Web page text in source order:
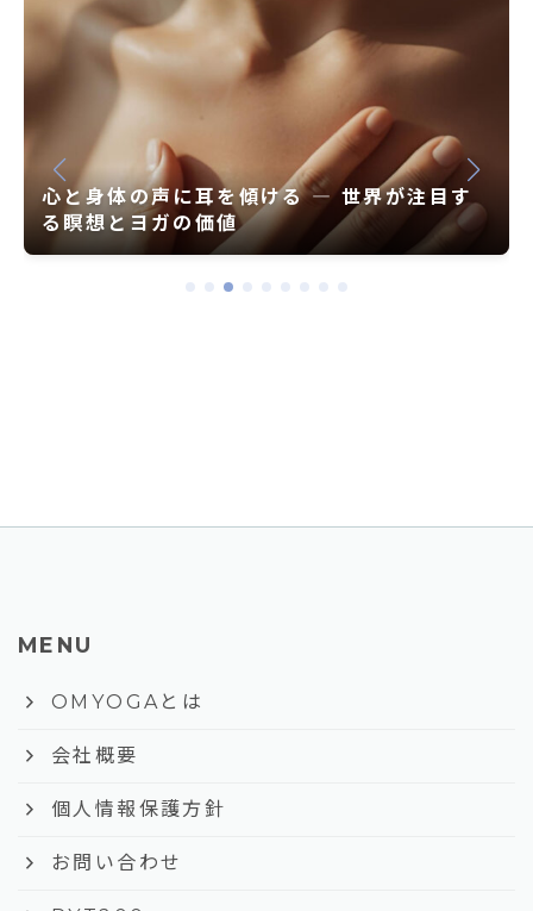
RYT200の難易度と修了率｜初心者でも続け
られるコツ【2025年版】
MENU
keyboard_arrow_right OMYOGAとは
keyboard_arrow_right 会社概要
keyboard_arrow_right 個人情報保護方針
keyboard_arrow_right お問い合わせ